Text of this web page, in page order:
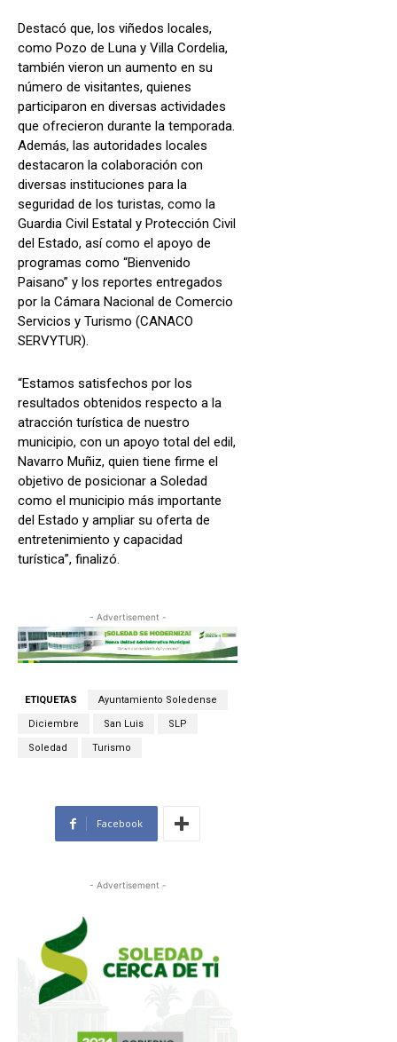
Destacó que, los viñedos locales,
como Pozo de Luna y Villa Cordelia,
también vieron un aumento en su
número de visitantes, quienes
participaron en diversas actividades
que ofrecieron durante la temporada.
Además, las autoridades locales
destacaron la colaboración con
diversas instituciones para la
seguridad de los turistas, como la
Guardia Civil Estatal y Protección Civil
del Estado, así como el apoyo de
programas como “Bienvenido
Paisano” y los reportes entregados
por la Cámara Nacional de Comercio
Servicios y Turismo (CANACO
SERVYTUR).
“Estamos satisfechos por los
resultados obtenidos respecto a la
atracción turística de nuestro
municipio, con un apoyo total del edil,
Navarro Muñiz, quien tiene firme el
objetivo de posicionar a Soledad
como el municipio más importante
del Estado y ampliar su oferta de
entretenimiento y capacidad
turística”, finalizó.
- Advertisement -
ETIQUETAS Ayuntamiento Soledense
Diciembre San Luis SLP
Soledad Turismo
Facebook
- Advertisement -